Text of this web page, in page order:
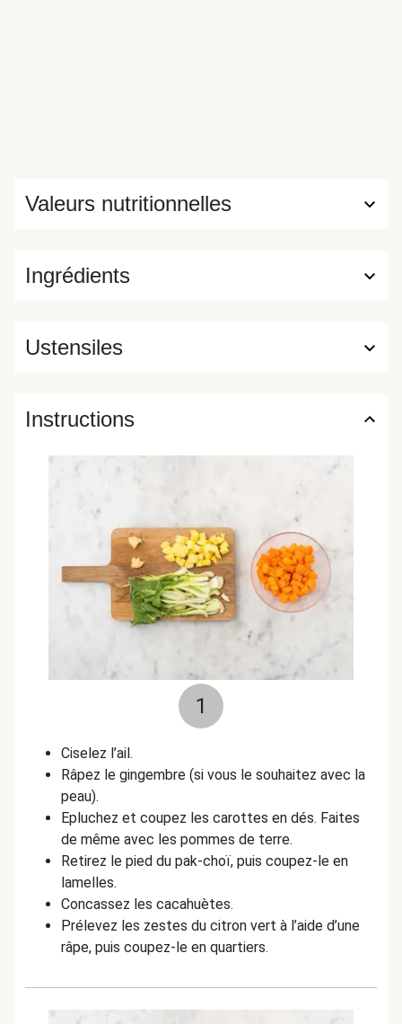
Ingrédients
Valeurs nutritionnelles
Ustensiles
Instructions
1
Ciselez l’ail.
Râpez le gingembre (si vous le souhaitez avec la
peau).
Epluchez et coupez les carottes en dés. Faites
de même avec les pommes de terre.
Retirez le pied du pak-choï, puis coupez-le en
lamelles.
Concassez les cacahuètes.
Prélevez les zestes du citron vert à l’aide d’une
râpe, puis coupez-le en quartiers.